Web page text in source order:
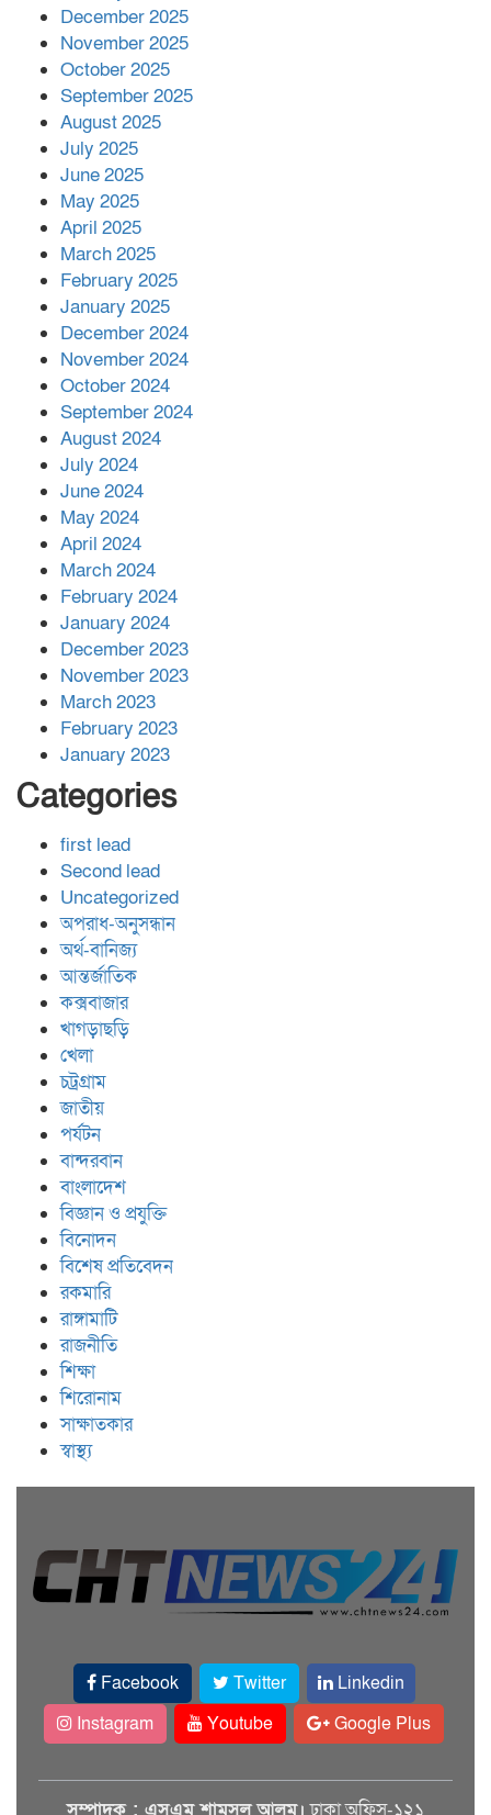
পর ফোন তারেক রহমানের,গ্যাস সঙ্কট
সহায়তা দিলেন সাচিং প্রু জেরী
December 2025
November 2025
October 2025
September 2025
August 2025
July 2025
June 2025
May 2025
April 2025
March 2025
February 2025
January 2025
December 2024
November 2024
October 2024
September 2024
August 2024
July 2024
June 2024
May 2024
April 2024
March 2024
February 2024
January 2024
December 2023
November 2023
March 2023
February 2023
January 2023
Categories
first lead
Second lead
Uncategorized
অপরাধ-অনুসন্ধান
অর্থ-বানিজ্য
আন্তর্জাতিক
কক্সবাজার
খাগড়াছড়ি
খেলা
চট্রগ্রাম
জাতীয়
পর্যটন
বান্দরবান
বাংলাদেশ
বিজ্ঞান ও প্রযুক্তি
বিনোদন
বিশেষ প্রতিবেদন
রকমারি
রাঙ্গামাটি
রাজনীতি
শিক্ষা
শিরোনাম
সাক্ষাতকার
স্বাস্থ্য
Facebook Twitter
Linkedin
Instagram
Youtube Google Plus